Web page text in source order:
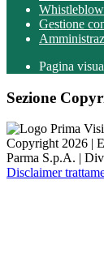
Gestione
Pagina
Sezione
Copyright 2026 |
Parma S.p.A. |
Disclaimer